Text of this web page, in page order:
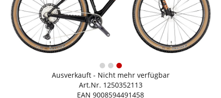
Ausverkauft - Nicht mehr verfügbar
Art.Nr. 1250352113
EAN 9008594491458